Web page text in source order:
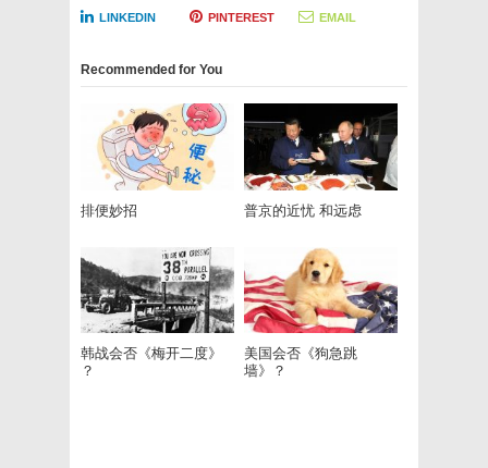
LINKEDIN PINTEREST EMAIL
Recommended for You
排便妙招 普京的近忧 和远虑
韩战会否《梅开二度》
？
美国会否《狗急跳
墙》？